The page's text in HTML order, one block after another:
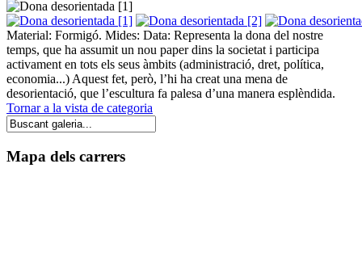
Material: Formigó. Mides: Data: Representa la dona del nostre
temps, que ha assumit un nou paper dins la societat i participa
activament en tots els seus àmbits (administració, dret, política,
economia...) Aquest fet, però, l’hi ha creat una mena de
desorientació, que l’escultura fa palesa d’una manera esplèndida.
Tornar a la vista de categoria
Mapa dels carrers